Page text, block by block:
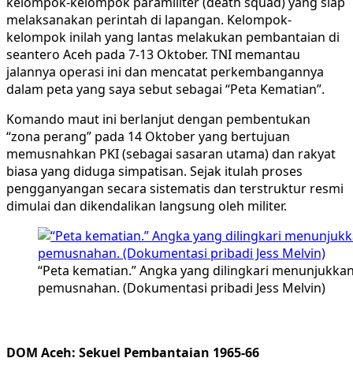
melaksanakan perintah di lapangan. Kelompok-
kelompok inilah yang lantas melakukan pembantaian di
seantero Aceh pada 7-13 Oktober. TNI memantau
jalannya operasi ini dan mencatat perkembangannya
dalam peta yang saya sebut sebagai “Peta Kematian”.
Komando maut ini berlanjut dengan pembentukan
“zona perang” pada 14 Oktober yang bertujuan
memusnahkan PKI (sebagai sasaran utama) dan rakyat
biasa yang diduga simpatisan. Sejak itulah proses
pengganyangan secara sistematis dan terstruktur resmi
dimulai dan dikendalikan langsung oleh militer.
“Peta kematian.” Angka yang dilingkari
pemusnahan. (Dokumentasi pribadi Jess Melvin)
DOM Aceh: Sekuel Pembantaian 1965-66